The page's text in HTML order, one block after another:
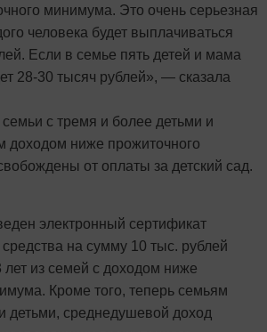
минимума. Это очень серьезная
человека будет выплачиваться
Если в семье пять детей и мама
28-30 тысяч рублей», — сказала
семьи с тремя и более детьми и
доходом ниже прожиточного
от оплаты за детский сад.
электронный сертификат
на сумму 10 тыс. рублей
лет из семей с доходом ниже
Кроме того, теперь семьям
детьми, среднедушевой доход